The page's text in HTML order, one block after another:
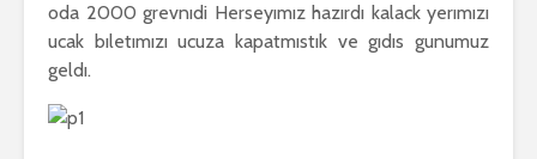
oda 2000 grevnıdi Herseyımız hazırdı kalack yerımızı
ucak bıletımızı ucuza kapatmıstık ve gıdıs gunumuz
geldı.